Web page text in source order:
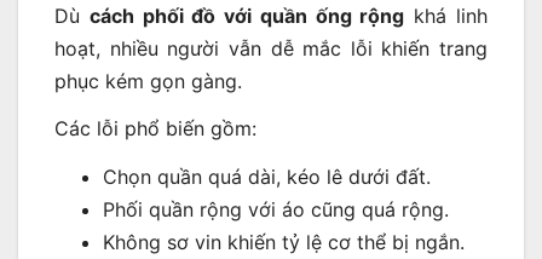
Dù cách phối đồ với quần ống rộng khá linh
hoạt, nhiều người vẫn dễ mắc lỗi khiến trang
phục kém gọn gàng.
Các lỗi phổ biến gồm:
Chọn quần quá dài, kéo lê dưới đất.
Phối quần rộng với áo cũng quá rộng.
Không sơ vin khiến tỷ lệ cơ thể bị ngắn.